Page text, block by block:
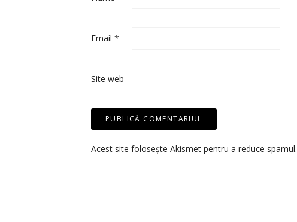
Email *
Site web
Acest site folosește Akismet pentru a reduce spamul.